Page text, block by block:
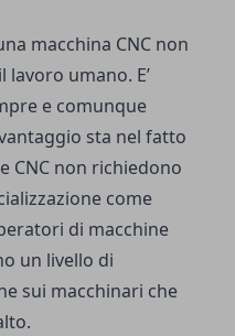
macchina CNC non
umano. E’
e comunque
sta nel fatto
CNC non richiedono
come
di macchine
un livello di
sui macchinari che